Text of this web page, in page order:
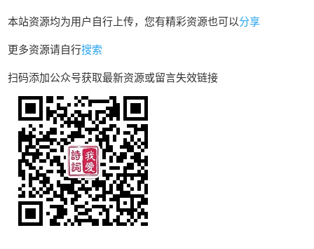
本站资源均为用户自行上传，您有精彩资源也可以分享
更多资源请自行搜索
扫码添加公众号获取最新资源或留言失效链接